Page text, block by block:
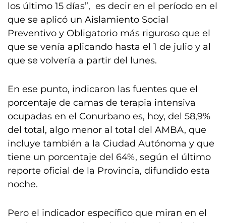
los último 15 días”, es decir en el período en el
que se aplicó un Aislamiento Social
Preventivo y Obligatorio más riguroso que el
que se venía aplicando hasta el 1 de julio y al
que se volvería a partir del lunes.
En ese punto, indicaron las fuentes que el
porcentaje de camas de terapia intensiva
ocupadas en el Conurbano es, hoy, del 58,9%
del total, algo menor al total del AMBA, que
incluye también a la Ciudad Autónoma y que
tiene un porcentaje del 64%, según el último
reporte oficial de la Provincia, difundido esta
noche.
Pero el indicador específico que miran en el